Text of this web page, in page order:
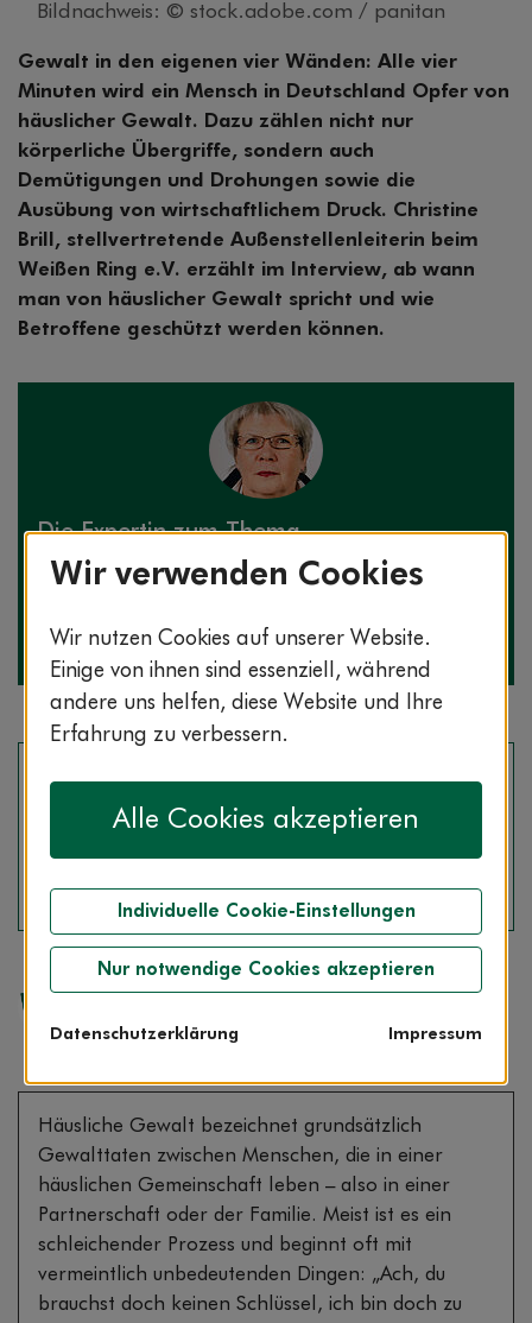
Bildnachweis: © stock.adobe.com / panitan
Gewalt in den eigenen vier Wänden: Alle vier
Minuten wird ein Mensch in Deutschland Opfer von
häuslicher Gewalt. Dazu zählen nicht nur
körperliche Übergriffe, sondern auch
Demütigungen und Drohungen sowie die
Ausübung von wirtschaftlichem Druck. Christine
Brill, stellvertretende Außenstellenleiterin beim
Weißen Ring e.V. erzählt im Interview, ab wann
man von häuslicher Gewalt spricht und wie
Betroffene geschützt werden können.
Die Expertin zum Thema
Christine Brill
(Süderelbe)
Häusliche Gewalt wird oft mit körperlicher Gewalt
assoziiert. Betroffene können aber auch unter
jahrelanger psychischer Gewalt leiden, ohne
man von häuslicher Gewalt?
Redaktion
Häusliche Gewalt bezeichnet grundsätzlich
Gewalttaten zwischen Menschen, die in einer
häuslichen Gemeinschaft leben – also in einer
Partnerschaft oder der Familie. Meist ist es ein
schleichender Prozess und beginnt oft mit
vermeintlich unbedeutenden Dingen: „Ach, du
brauchst doch keinen Schlüssel, ich bin doch zu
Wir verwenden Cookies
Wir nutzen Cookies auf unserer Website.
Einige von ihnen sind essenziell, während
andere uns helfen, diese Website und Ihre
Erfahrung zu verbessern.
Alle Cookies akzeptieren
Individuelle Cookie-Einstellungen
Nur notwendige Cookies akzeptieren
Datenschutzerklärung Impressum